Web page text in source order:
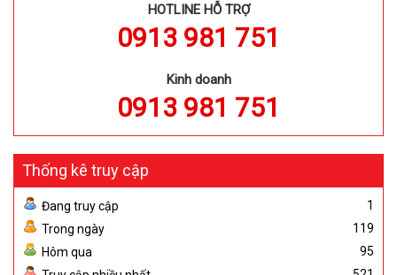
HOTLINE HỖ TRỢ
0913 981 751
Kinh doanh
0913 981 751
Thống kê truy cập
Đang truy cập
1
Trong ngày
119
Hôm qua
95